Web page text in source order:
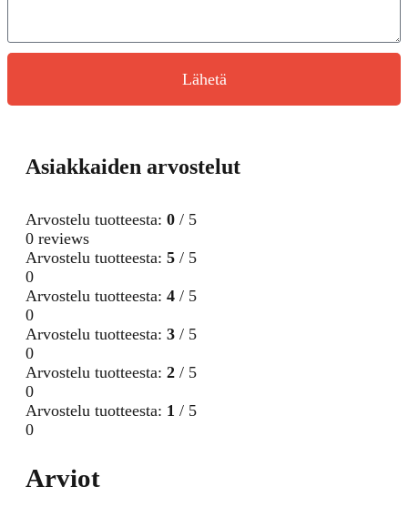
Lähetä
Asiakkaiden arvostelut
Arvostelu tuotteesta: 0 / 5
0 reviews
Arvostelu tuotteesta: 5 / 5
0
Arvostelu tuotteesta: 4 / 5
0
Arvostelu tuotteesta: 3 / 5
0
Arvostelu tuotteesta: 2 / 5
0
Arvostelu tuotteesta: 1 / 5
0
Arviot